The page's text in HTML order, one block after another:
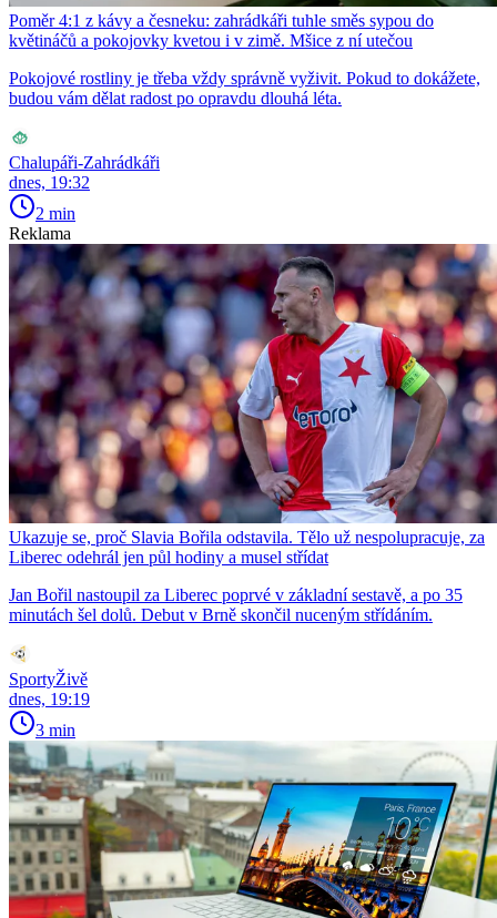
Poměr 4:1 z kávy a česneku: zahrádkáři tuhle směs sypou do
květináčů a pokojovky kvetou i v zimě. Mšice z ní utečou
Pokojové rostliny je třeba vždy správně vyživit. Pokud to dokážete,
budou vám dělat radost po opravdu dlouhá léta.
Chalupáři-Zahrádkáři
dnes, 19:32
2 min
Reklama
Ukazuje se, proč Slavia Bořila odstavila. Tělo už nespolupracuje, za
Liberec odehrál jen půl hodiny a musel střídat
Jan Bořil nastoupil za Liberec poprvé v základní sestavě, a po 35
minutách šel dolů. Debut v Brně skončil nuceným střídáním.
SportyŽivě
dnes, 19:19
3 min